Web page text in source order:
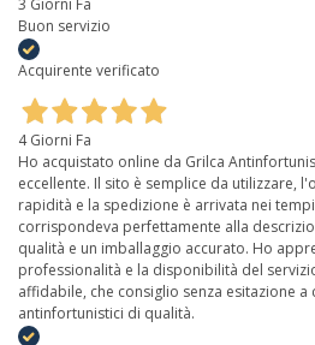
Buon servizio
Acquirente verificato
4 Giorni Fa
Ho acquistato online da Grilca
eccellente. Il sito è semplice da utilizzare,
rapidità e la spedizione è arrivata nei
corrispondeva perfettamente alla
qualità e un imballaggio accurato. Ho
professionalità e la disponibilità del
affidabile, che consiglio senza esitazione
antinfortunistici di qualità.